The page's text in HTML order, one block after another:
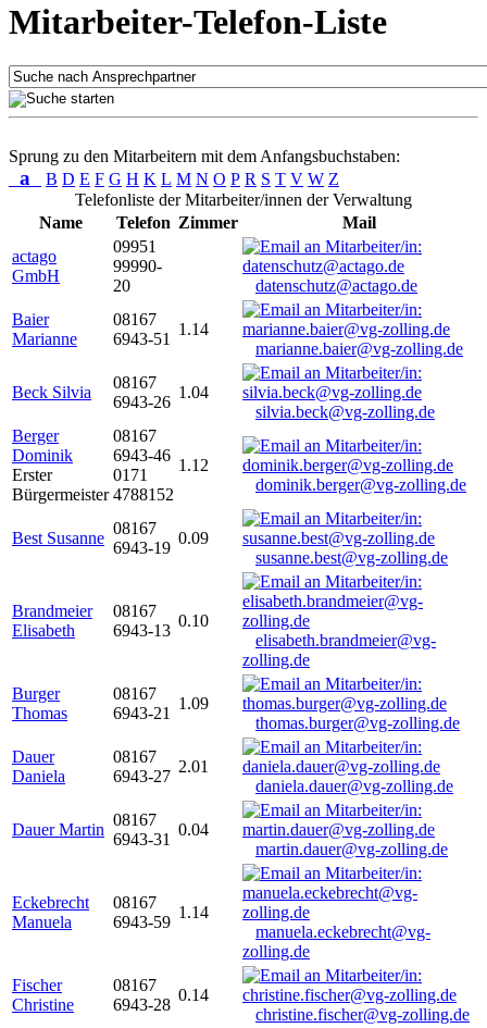
Mitarbeiter-Telefon-Liste
Sprung zu den Mitarbeitern mit dem Anfangsbuchstaben:
a B D E F G H K L M N O P R S T V W Z
Telefonliste der Mitarbeiter/innen der Verwaltung
Name
Telefon Zimmer
Mail
actago
GmbH
09951
99990-
20
datenschutz@actago.de
Baier
Marianne
08167
6943-51
1.14
marianne.baier@vg-zolling.de
Beck Silvia
08167
6943-26
1.04
silvia.beck@vg-zolling.de
Berger
Dominik
Erster
Bürgermeister
08167
6943-46
0171
4788152
1.12
dominik.berger@vg-zolling.de
Best Susanne
08167
6943-19
0.09
susanne.best@vg-zolling.de
Brandmeier
Elisabeth
08167
6943-13
0.10
elisabeth.brandmeier@vg-
zolling.de
Burger
Thomas
08167
6943-21
1.09
thomas.burger@vg-zolling.de
Dauer
Daniela
08167
6943-27
2.01
daniela.dauer@vg-zolling.de
Dauer Martin
08167
6943-31
0.04
martin.dauer@vg-zolling.de
Eckebrecht
Manuela
08167
6943-59
1.14
manuela.eckebrecht@vg-
zolling.de
Fischer
Christine
08167
6943-28
0.14
christine.fischer@vg-zolling.de